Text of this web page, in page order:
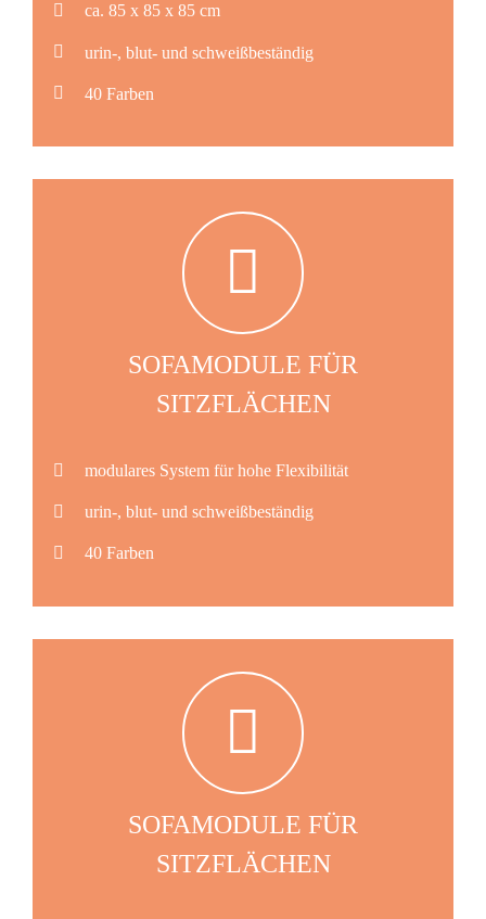
ca. 85 x 85 x 85 cm
urin-, blut- und schweißbeständig
40 Farben
SOFAMODULE FÜR
SITZFLÄCHEN
modulares System für hohe Flexibilität
urin-, blut- und schweißbeständig
40 Farben
SOFAMODULE FÜR
SITZFLÄCHEN